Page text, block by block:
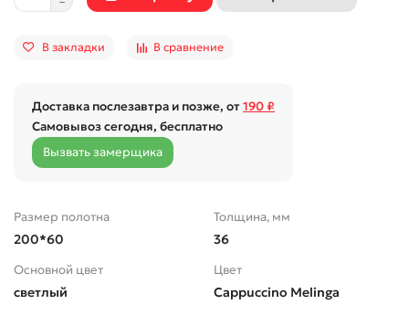
В закладки В сравнение
Доставка послезавтра и позже, от190 ₽
Самовывоз сегодня, бесплатно
Вызвать замерщика
Размер полотна
200*60
Толщина, мм
36
Основной цвет
светлый
Цвет
Cappuccino Melinga